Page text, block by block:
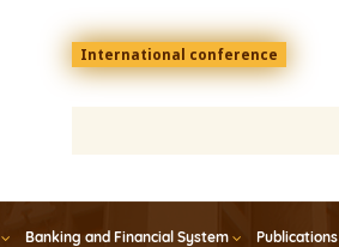
Menu
top
En
International conference
Banking and Financial System Publications